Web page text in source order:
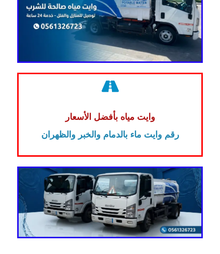
وايت مياه بأفضل الأسعار
رقم وايت ماء بالدمام والخبر والظهران